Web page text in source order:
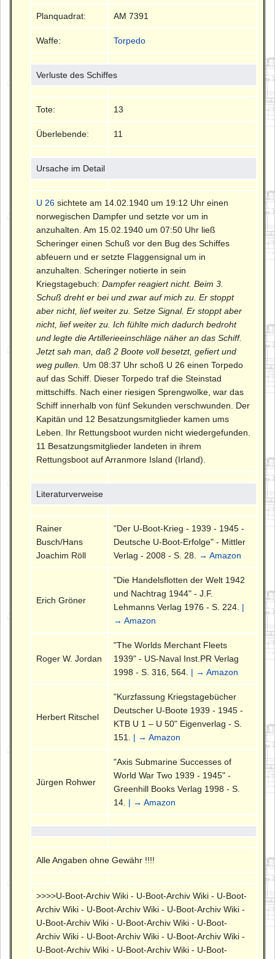
Planquadrat: AM 7391
Waffe: Torpedo
Verluste des Schiffes
Tote: 13
Überlebende: 11
Ursache im Detail
U 26 sichtete am 14.02.1940 um 19:12 Uhr einen
norwegischen Dampfer und setzte vor um in
anzuhalten. Am 15.02.1940 um 07:50 Uhr ließ
Scheringer einen Schuß vor den Bug des Schiffes
abfeuern und er setzte Flaggensignal um in
anzuhalten. Scheringer notierte in sein
Kriegstagebuch:Dampfer reagiert nicht. Beim 3.
Schuß dreht er bei und zwar auf mich zu. Er stoppt
aber nicht, lief weiter zu. Setze Signal. Er stoppt aber
nicht, lief weiter zu. Ich fühlte mich dadurch bedroht
und legte die Artillerieeinschläge näher an das Schiff.
Jetzt sah man, daß 2 Boote voll besetzt, gefiert und
weg pullen.
Um 08:37 Uhr schoß U 26 einen Torpedo
auf das Schiff. Dieser Torpedo traf die Steinstad
mittschiffs. Nach einer riesigen Sprengwolke, war das
Schiff innerhalb von fünf Sekunden verschwunden. Der
Kapitän und 12 Besatzungsmitglieder kamen ums
Leben. Ihr Rettungsboot wurden nicht wiedergefunden.
11 Besatzungsmitglieder landeten in ihrem
Rettungsboot auf Arranmore Island (Irland).
Literaturverweise
Rainer
Busch/Hans
Joachim Röll
"Der U-Boot-Krieg - 1939 - 1945 -
Deutsche U-Boot-Erfolge" - Mittler
Verlag - 2008 - S. 28.
→ Amazon
Erich Gröner
"Die Handelsflotten der Welt 1942
und Nachtrag 1944" - J.F.
Lehmanns Verlag 1976 - S. 224. |
→ Amazon
Roger W. Jordan
"The Worlds Merchant Fleets
1939" - US-Naval Inst.PR Verlag
1998 - S. 316, 564. | → Amazon
Herbert Ritschel
"Kurzfassung Kriegstagebücher
Deutscher U-Boote 1939 - 1945 -
KTB U 1 – U 50" Eigenverlag - S.
151. | → Amazon
Jürgen Rohwer
"Axis Submarine Successes of
World War Two 1939 - 1945" -
Greenhill Books Verlag 1998 - S.
14. | → Amazon
Alle Angaben ohne Gewähr !!!!
>>>>U-Boot-Archiv Wiki - U-Boot-Archiv Wiki - U-Boot-
Archiv Wiki - U-Boot-Archiv Wiki - U-Boot-Archiv Wiki -
U-Boot-Archiv Wiki - U-Boot-Archiv Wiki - U-Boot-
Archiv Wiki - U-Boot-Archiv Wiki - U-Boot-Archiv Wiki -
U-Boot-Archiv Wiki - U-Boot-Archiv Wiki - U-Boot-